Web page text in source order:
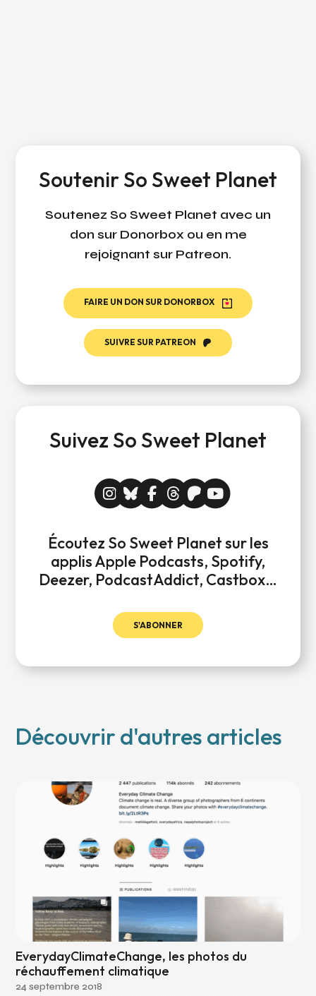
Soutenir So Sweet Planet
Soutenez So Sweet Planet avec un
don sur Donorbox ou en me
rejoignant sur Patreon.
FAIRE UN DON SUR DONORBOX
SUIVRE SUR PATREON
Suivez So Sweet Planet
Écoutez So Sweet Planet sur les
applis Apple Podcasts, Spotify,
Deezer, PodcastAddict, Castbox…
S'ABONNER
Découvrir d'autres articles
EverydayClimateChange, les photos du
réchauffement climatique
24 septembre 2018